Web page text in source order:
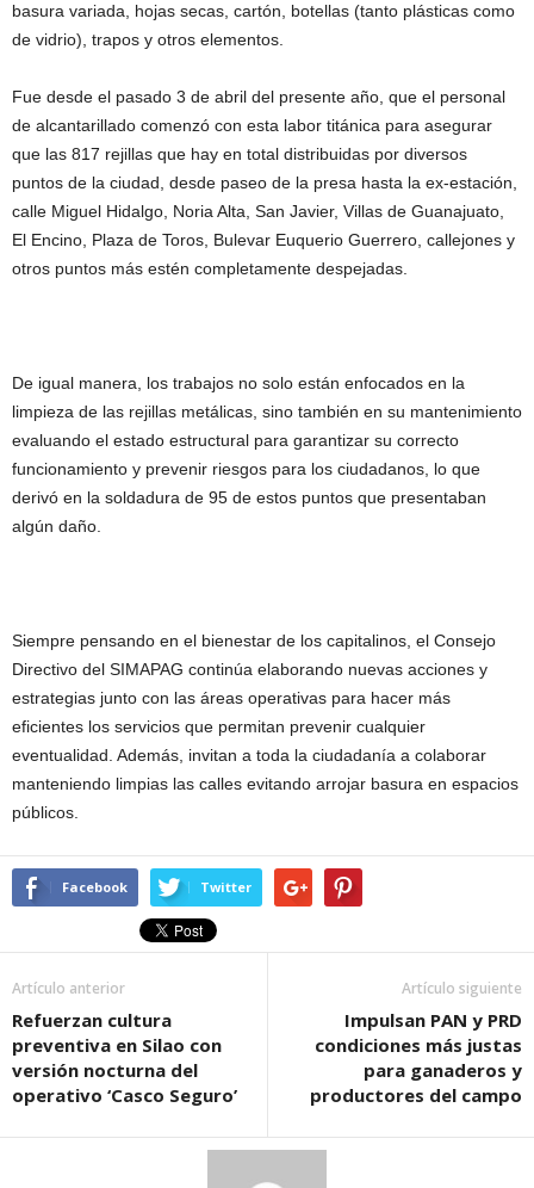
basura variada, hojas secas, cartón, botellas (tanto plásticas como
de vidrio), trapos y otros elementos.
Fue desde el pasado 3 de abril del presente año, que el personal
de alcantarillado comenzó con esta labor titánica para asegurar
que las 817 rejillas que hay en total distribuidas por diversos
puntos de la ciudad, desde paseo de la presa hasta la ex-estación,
calle Miguel Hidalgo, Noria Alta, San Javier, Villas de Guanajuato,
El Encino, Plaza de Toros, Bulevar Euquerio Guerrero, callejones y
otros puntos más estén completamente despejadas.
De igual manera, los trabajos no solo están enfocados en la
limpieza de las rejillas metálicas, sino también en su mantenimiento
evaluando el estado estructural para garantizar su correcto
funcionamiento y prevenir riesgos para los ciudadanos, lo que
derivó en la soldadura de 95 de estos puntos que presentaban
algún daño.
Siempre pensando en el bienestar de los capitalinos, el Consejo
Directivo del SIMAPAG continúa elaborando nuevas acciones y
estrategias junto con las áreas operativas para hacer más
eficientes los servicios que permitan prevenir cualquier
eventualidad. Además, invitan a toda la ciudadanía a colaborar
manteniendo limpias las calles evitando arrojar basura en espacios
públicos.
Facebook Twitter
Artículo anterior
Refuerzan cultura
preventiva en Silao con
versión nocturna del
operativo ‘Casco Seguro’
Artículo siguiente
Impulsan PAN y PRD
condiciones más justas
para ganaderos y
productores del campo